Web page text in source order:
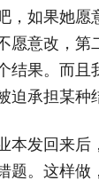
，如果她愿
愿意改，第
结果。而且
迫承担某种
本发回来后
题。这样做